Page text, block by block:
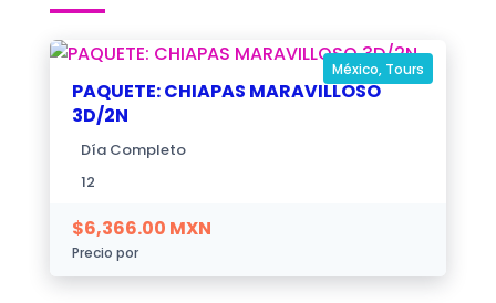
México, Tours
PAQUETE: CHIAPAS MARAVILLOSO
3D/2N
Día Completo
12
Precio por
$6,366.00 MXN